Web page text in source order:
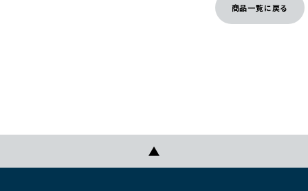
商品一覧に戻る